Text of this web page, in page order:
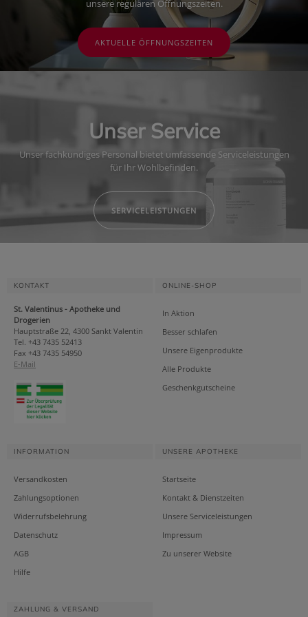
unsere regulären Öffnungszeiten.
AKTUELLE ÖFFNUNGSZEITEN
Unser Service
Unser fachkundiges Personal bietet umfassende Serviceleistungen
für Ihr Wohlbefinden.
SERVICELEISTUNGEN
KONTAKT
St. Valentinus - Apotheke und
Drogerien
Hauptstraße 22, 4300 Sankt Valentin
Tel. +43 7435 52413
Fax +43 7435 54950
E-Mail
ONLINE-SHOP
In Aktion
Besser schlafen
Unsere Eigenprodukte
Alle Produkte
Geschenkgutscheine
INFORMATION
Versandkosten
Zahlungsoptionen
Widerrufsbelehrung
Datenschutz
AGB
Hilfe
UNSERE APOTHEKE
Startseite
Kontakt & Dienstzeiten
Unsere Serviceleistungen
Impressum
Zu unserer Website
ZAHLUNG & VERSAND